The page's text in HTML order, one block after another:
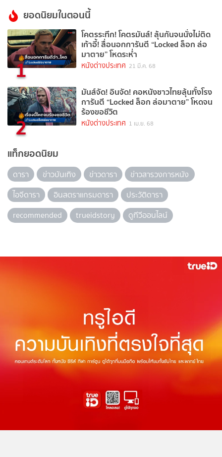
ยอดนิยมในตอนนี้
1
โคตรระทึก! โคตรมันส์! ลุ้นกันจนนั่งไม่ติด
เก้าอี้! สื่อนอกการันตี “Locked ล็อก ล่อ
มาตาย” โหดระห่ำ
หนังต่างประเทศ 21 มี.ค. 68
2
มันส์จัด! อินจัด! คอหนังชาวไทยลุ้นทั้งโรง
การันตี “Locked ล็อก ล่อมาตาย” โหดจน
ร้องขอชีวิต
หนังต่างประเทศ 1 เม.ย. 68
แท็กยอดนิยม
ดารา ข่าวบันเทิง ข่าวดารา
ข่าวสารวงการหนัง
ไอจีดารา
อินสตราแกรมดารา
ประวัติดารา
recommended
trueidstory ดูทีวีออนไลน์